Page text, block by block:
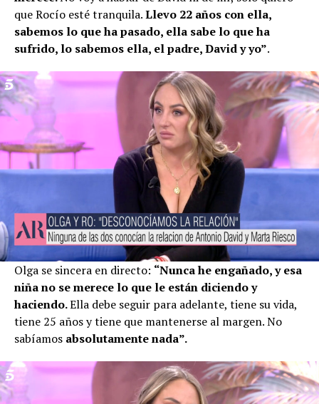
que Rocío esté tranquila.Llevo 22 años con ella,
sabemos lo que ha pasado, ella sabe lo que ha
sufrido, lo sabemos ella, el padre, David y yo”.
Olga se sincera en directo: “Nunca he engañado, y esa
niña no se merece lo que le están diciendo y
haciendo.Ella debe seguir para adelante, tiene su vida,
tiene 25 años y tiene que mantenerse al margen. No
sabíamos absolutamente nada”.